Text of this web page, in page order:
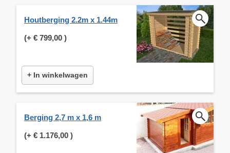
Houtberging 2.2m x 1.44m
(+ € 799,00 )
+ In winkelwagen
Berging 2,7 m x 1,6 m
(+ € 1.176,00 )